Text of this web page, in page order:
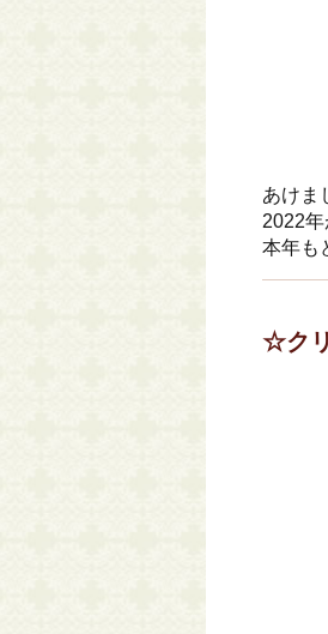
あけま
2022
本年も
☆ク